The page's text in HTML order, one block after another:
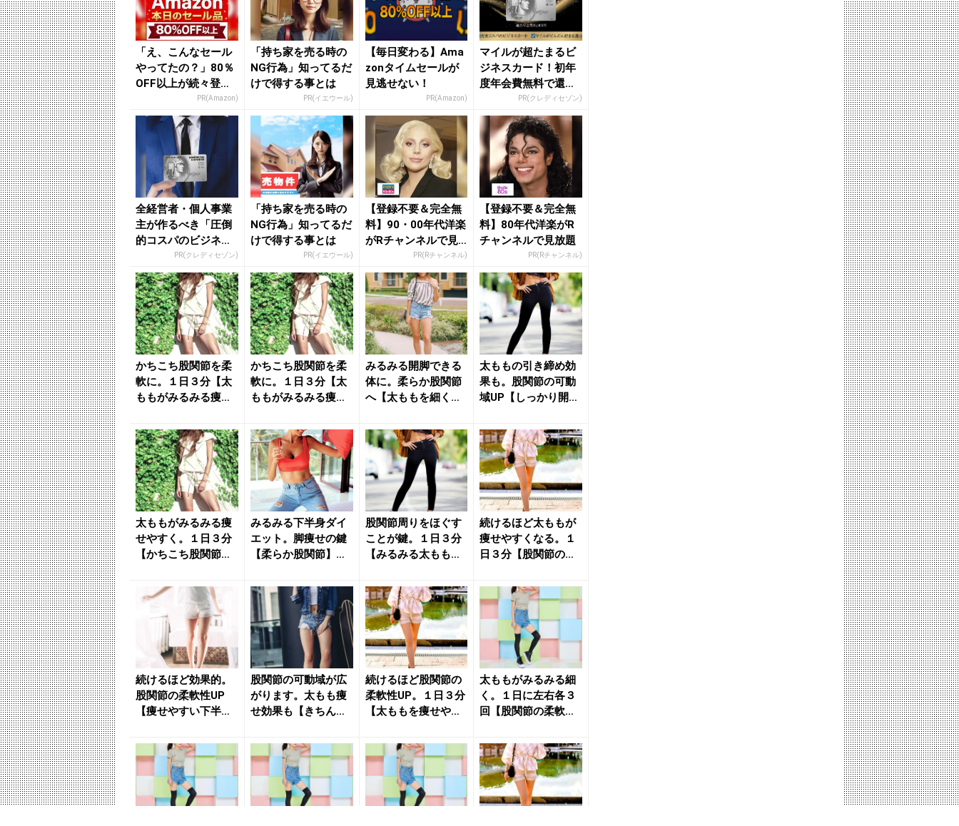
「え、こんなセール
やってたの？」80％
OFF以上が続々登
場！Amazonの本気
が...
PR(Amazon)
「持ち家を売る時の
NG行為」知ってるだ
けで得する事とは
PR(イエウール)
【毎日変わる】Ama
zonタイムセールが
見逃せない！
PR(Amazon)
マイルが超たまるビ
ジネスカード！初年
度年会費無料で還元
率最大1.125%PR(クレディセゾン)
全経営者・個人事業
主が作るべき「圧倒
的コスパのビジネス
カード」PR(クレディセゾン)
「持ち家を売る時の
NG行為」知ってるだ
けで得する事とは
PR(イエウール)
【登録不要＆完全無
料】90・00年代洋楽
がRチャンネルで見
PR(Rチャンネル)
【登録不要＆完全無
料】80年代洋楽がR
チャンネルで見放題
PR(Rチャンネル)
かちこち股関節を柔
軟に。１日３分【太
ももがみるみる痩せ
トレッチ...
かちこち股関節を柔
軟に。１日３分【太
ももがみるみる痩せ
トレッチ...
みるみる開脚できる
体に。柔らか股関節
へ【太ももを細くす
- き...
太ももの引き締め効
果も。股関節の可動
域UP【しっかり開脚
単スト...
太ももがみるみる痩
せやすく。１日３分
【かちこち股関節を
ッチ -...
みるみる下半身ダイ
エット。脚痩せの鍵
【柔らか股関節】に
- き...
股関節周りをほぐす
ことが鍵。１日３分
【みるみる太ももが
単ストレ...
続けるほど太ももが
痩せやすくなる。１
日３分【股関節の柔
ストレッ...
続けるほど効果的。
股関節の柔軟性UP
【痩せやすい下半身
ッチ -...
股関節の可動域が広
がります。太もも痩
せ効果も【きちんと
く】簡単ス...
続けるほど股関節の
柔軟性UP。１日３分
【太ももを痩せやす
ストレ...
太ももがみるみる細
く。１日に左右各３
回【股関節の柔軟性
レッチ ...